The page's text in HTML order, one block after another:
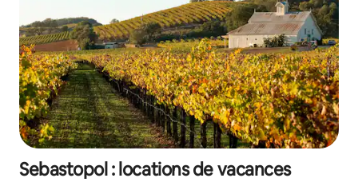
Sebastopol : locations de vacances